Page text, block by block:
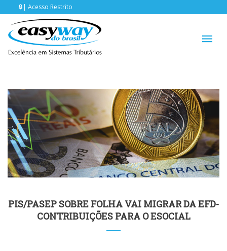
Acesso Restrito
PIS/PASEP SOBRE FOLHA VAI MIGRAR DA EFD-
CONTRIBUIÇÕES PARA O ESOCIAL